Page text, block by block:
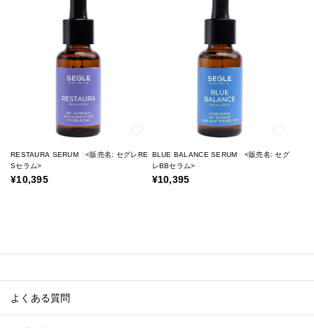
RESTAURA SERUM <販売名: セグレRE
Sセラム>
¥10,395
BLUE BALANCE SERUM <販売名: セグ
レBBセラム>
¥10,395
よくある質問